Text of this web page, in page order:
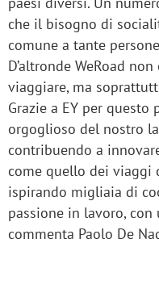
che il bisogno di
comune a tante
D’altronde WeRoad
viaggiare, ma
Grazie a EY per
orgoglioso del nostro
contribuendo a
come quello dei viaggi
ispirando migliaia di
passione in lavoro,
commenta Paolo De